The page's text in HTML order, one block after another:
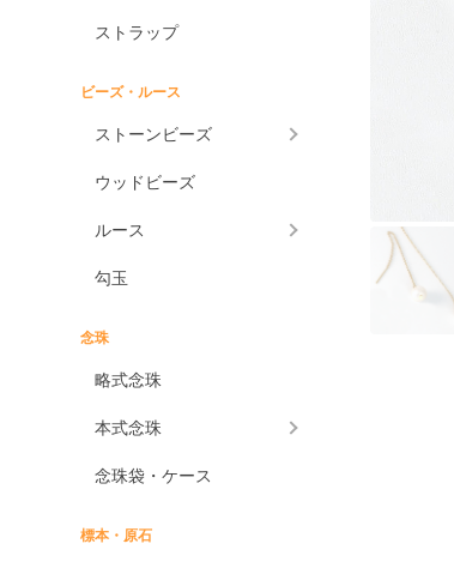
ストラップ
ビーズ・ルース
ストーンビーズ
ウッドビーズ
ルース
勾玉
念珠
略式念珠
本式念珠
念珠袋・ケース
標本・原石